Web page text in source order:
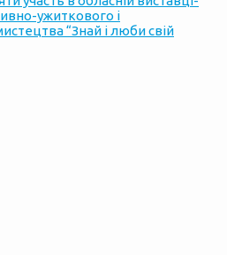
ужиткового і
“Знай і люби свій